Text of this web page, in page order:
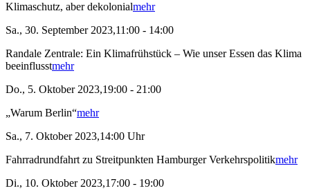
Klimaschutz, aber dekolonialmehr
Sa., 30. September 2023,11:00 - 14:00
Randale Zentrale: Ein Klimafrühstück – Wie unser Essen das Klima
beeinflusstmehr
Do., 5. Oktober 2023,19:00 - 21:00
„Warum Berlin“mehr
Sa., 7. Oktober 2023,14:00 Uhr
Fahrradrundfahrt zu Streitpunkten Hamburger Verkehrspolitikmehr
Di., 10. Oktober 2023,17:00 - 19:00